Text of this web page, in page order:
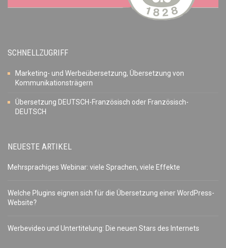
SCHNELLZUGRIFF
Marketing- und Werbeübersetzung, Übersetzung von
Kommunikationsträgern
Übersetzung DEUTSCH-Französisch oder Französisch-
DEUTSCH
NEUESTE ARTIKEL
Mehrsprachiges Webinar: viele Sprachen, viele Effekte
Welche Plugins eignen sich für die Übersetzung einer WordPress-
Website?
Werbevideo und Untertitelung: Die neuen Stars des Internets